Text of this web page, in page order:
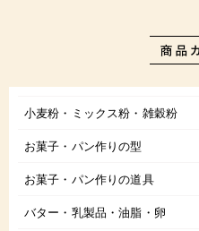
小麦粉・ミックス粉・雑穀粉
お菓子・パン作りの型
お菓子・パン作りの道具
バター・乳製品・油脂・卵